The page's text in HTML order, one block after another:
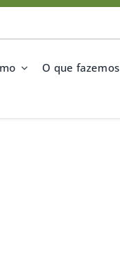
O que fazemos